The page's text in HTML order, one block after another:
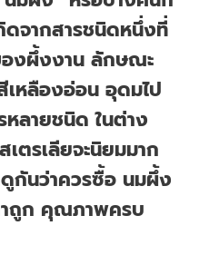
ดจากสารชนิดหนึ่งที่
งผึ้งงาน ลักษณะ
หลืองอ่อน อุดมไป
ลายชนิด ในต่าง
เตรเลียจะนิยมมาก
กันว่าควรซื้อ นมผึ้ง
าถูก คุณภาพครบ